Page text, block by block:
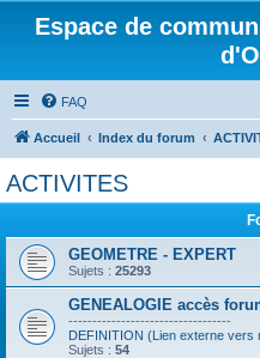
Espace de
FAQ
Accueil Index du forum
ACTIVITES
GEOMETRE - EXPERT
Sujets : 25293
GENEALOGIE accès
----------------------------------
DEFINITION (Lien externe vers
Sujets : 54